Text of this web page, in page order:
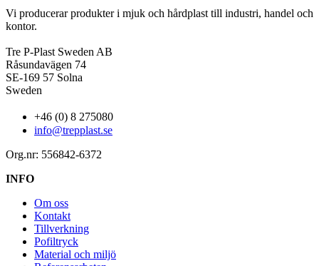
Vi producerar produkter i mjuk och hårdplast till industri, handel och
kontor.
Tre P-Plast Sweden AB
Råsundavägen 74
SE-169 57 Solna
Sweden
+46 (0) 8 275080
info@trepplast.se
Org.nr: 556842-6372
INFO
Om oss
Kontakt
Tillverkning
Pofiltryck
Material och miljö